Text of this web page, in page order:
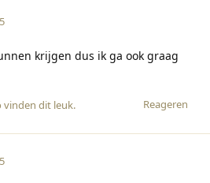
krijgen dus ik ga ook graag
Reageren
vinden dit leuk.